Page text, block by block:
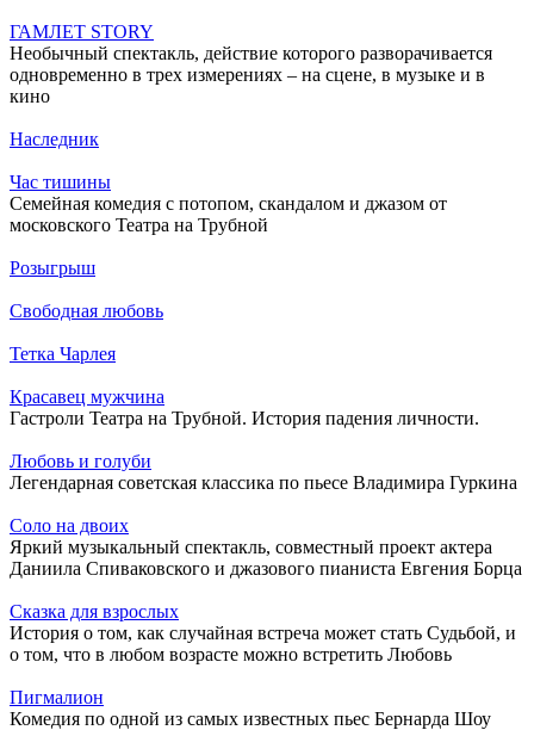
ГАМЛЕТ STORY
Необычный спектакль, действие которого разворачивается
одновременно в трех измерениях – на сцене, в музыке и в
кино
Наследник
Час тишины
Семейная комедия с потопом, скандалом и джазом от
московского Театра на Трубной
Розыгрыш
Свободная любовь
Тетка Чарлея
Красавец мужчина
Гастроли Театра на Трубной. История падения личности.
Любовь и голуби
Легендарная советская классика по пьесе Владимира Гуркина
Соло на двоих
Яркий музыкальный спектакль, совместный проект актера
Даниила Спиваковского и джазового пианиста Евгения Борца
Сказка для взрослых
История о том, как случайная встреча может стать Судьбой, и
о том, что в любом возрасте можно встретить Любовь
Пигмалион
Комедия по одной из самых известных пьес Бернарда Шоу